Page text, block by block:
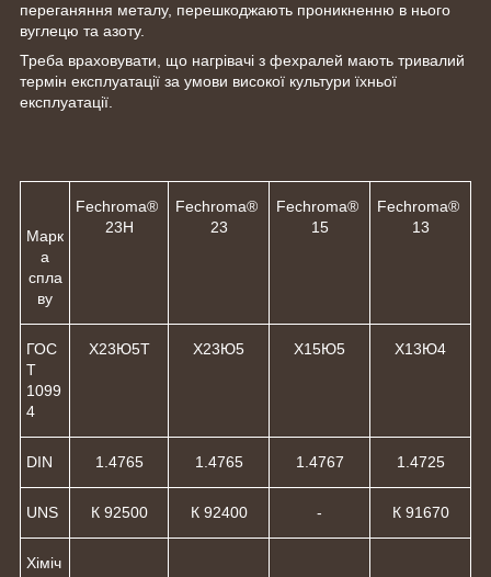
переганяння металу, перешкоджають проникненню в нього
вуглецю та азоту.
Треба враховувати, що нагрівачі з фехралей мають тривалий
термін експлуатації за умови високої культури їхньої
експлуатації.
Марк
а
спла
ву
Fechroma®
23H
Fechroma®
23
Fechroma®
15
Fechroma®
13
ГОС
Т
1099
4
Х23Ю5Т Х23Ю5 Х15Ю5 Х13Ю4
DIN 1.4765 1.4765 1.4767 1.4725
UNS К 92500 К 92400 - К 91670
Хіміч